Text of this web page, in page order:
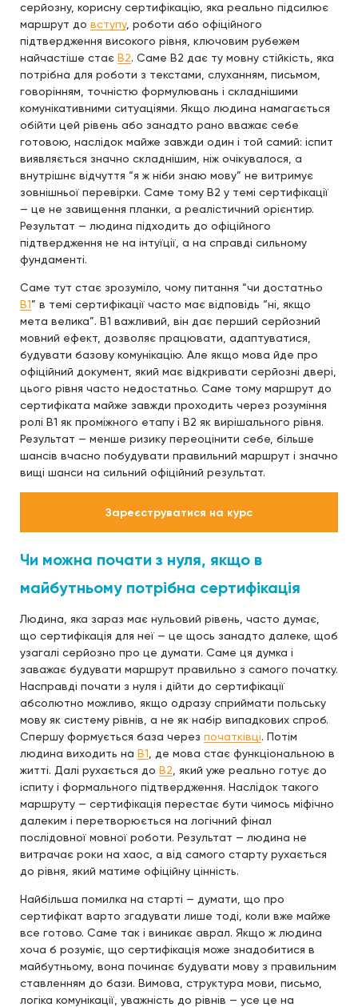
серйозну, корисну сертифікацію, яка реально підсилює
маршрут до вступу, роботи або офіційного
підтвердження високого рівня, ключовим рубежем
найчастіше стає B2. Саме B2 дає ту мовну стійкість, яка
потрібна для роботи з текстами, слуханням, письмом,
говорінням, точністю формулювань і складнішими
комунікативними ситуаціями. Якщо людина намагається
обійти цей рівень або занадто рано вважає себе
готовою, наслідок майже завжди один і той самий: іспит
виявляється значно складнішим, ніж очікувалося, а
внутрішнє відчуття “я ж ніби знаю мову” не витримує
зовнішньої перевірки. Саме тому B2 у темі сертифікації
— це не завищення планки, а реалістичний орієнтир.
Результат — людина підходить до офіційного
підтвердження не на інтуїції, а на справді сильному
фундаменті.
Саме тут стає зрозуміло, чому питання “чи достатньо
B1” в темі сертифікації часто має відповідь “ні, якщо
мета велика”. B1 важливий, він дає перший серйозний
мовний ефект, дозволяє працювати, адаптуватися,
будувати базову комунікацію. Але якщо мова йде про
офіційний документ, який має відкривати серйозні двері,
цього рівня часто недостатньо. Саме тому маршрут до
сертифіката майже завжди проходить через розуміння
ролі B1 як проміжного етапу і B2 як вирішального рівня.
Результат — менше ризику переоцінити себе, більше
шансів вчасно побудувати правильний маршрут і значно
вищі шанси на сильний офіційний результат.
Зареєструватися на курс
Чи можна почати з нуля, якщо в
майбутньому потрібна сертифікація
Людина, яка зараз має нульовий рівень, часто думає,
що сертифікація для неї — це щось занадто далеке, щоб
узагалі серйозно про це думати. Саме ця думка і
заважає будувати маршрут правильно з самого початку.
Насправді почати з нуля і дійти до сертифікації
абсолютно можливо, якщо одразу сприймати польську
мову як систему рівнів, а не як набір випадкових спроб.
Спершу формується база через початківці. Потім
людина виходить на B1 , де мова стає функціональною в
житті. Далі рухається до B2 , який уже реально готує до
іспиту і формального підтвердження. Наслідок такого
маршруту — сертифікація перестає бути чимось міфічно
далеким і перетворюється на логічний фінал
послідовної мовної роботи. Результат — людина не
витрачає роки на хаос, а від самого старту рухається
до рівня, який матиме офіційну цінність.
Найбільша помилка на старті — думати, що про
сертифікат варто згадувати лише тоді, коли вже майже
все готово. Саме так і виникає аврал. Якщо ж людина
хоча б розуміє, що сертифікація може знадобитися в
майбутньому, вона починає будувати мову з правильним
ставленням до бази. Вимова, структура мови, письмо,
логіка комунікації, уважність до рівнів — усе це на